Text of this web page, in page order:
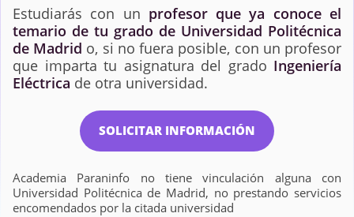
Estudiarás con un profesor que ya conoce el
temario de tu grado de Universidad Politécnica
de Madrid o, si no fuera posible, con un profesor
que imparta tu asignatura del grado Ingeniería
Eléctrica de otra universidad.
SOLICITAR INFORMACIÓN
Academia Paraninfo no tiene vinculación alguna con
Universidad Politécnica de Madrid, no prestando servicios
encomendados por la citada universidad